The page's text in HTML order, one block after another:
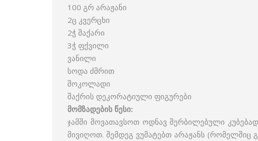
100 გრ არაჟანი
2ც კვერცხი
2ჭ შაქარი
3ჭ ფქვილი
ვანილი
სოდა ძმრით
შოკოლადი
შაქრის დეკორატიული ფიგურები
მომზადების წესი:
ჯამში მოვათავსოთ ოდნავ შერბილებული
მივიღოთ. შემდეგ ვუმატებთ არაჟანს